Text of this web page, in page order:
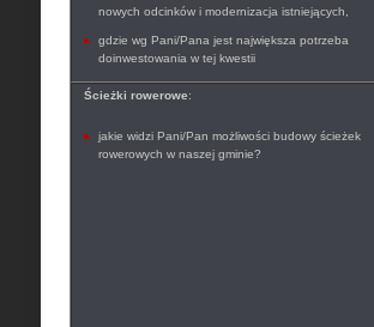
nowych odcinków i modernizacja istniejących,
gdzie wg Pani/Pana jest największa potrzeba
doinwestowania w tej kwestii
Ścieżki rowerowe:
jakie widzi Pani/Pan możliwości budowy ścieżek
rowerowych w naszej gminie?